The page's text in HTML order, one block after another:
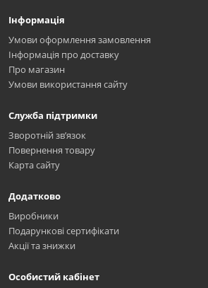
Інформація
Умови оформлення замовлення
Інформація про доставку
Про магазин
Умови використання сайту
Служба підтримки
Зворотній зв’язок
Повернення товару
Карта сайту
Додатково
Виробники
Подарункові сертифікати
Акції та знижки
Особистий кабінет